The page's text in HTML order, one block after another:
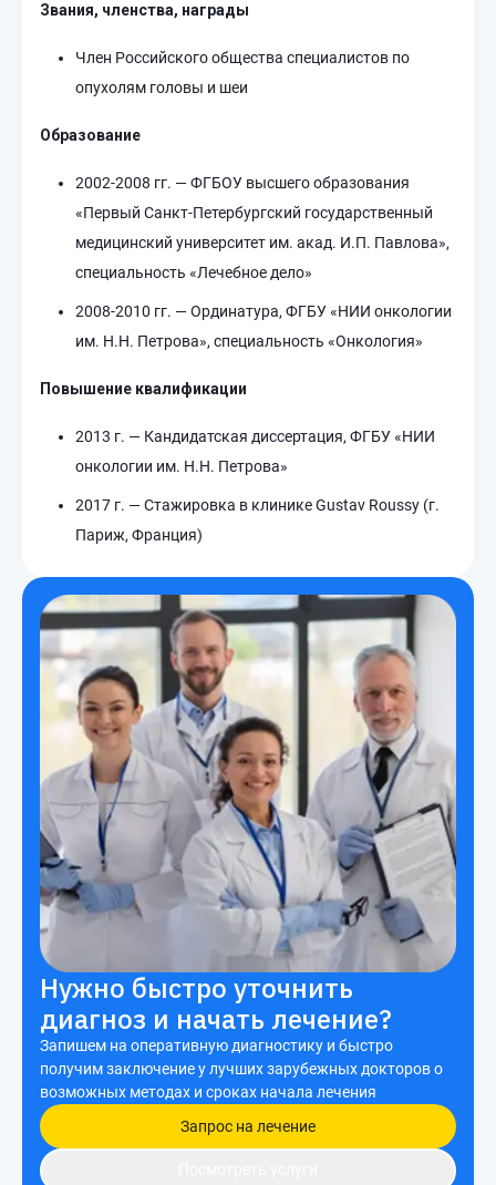
Звания, членства, награды
Член Российского общества специалистов по
опухолям головы и шеи
Образование
2002-2008 гг. — ФГБОУ высшего образования
«Первый Санкт-Петербургский государственный
медицинский университет им. акад. И.П. Павлова»,
специальность «Лечебное дело»
2008-2010 гг. — Ординатура, ФГБУ «НИИ онкологии
им. Н.Н. Петрова», специальность «Онкология»
Повышение квалификации
2013 г. — Кандидатская диссертация, ФГБУ «НИИ
онкологии им. Н.Н. Петрова»
2017 г. — Стажировка в клинике Gustav Roussy (г.
Париж, Франция)
Нужно быстро уточнить
диагноз и начать лечение?
Запишем на оперативную диагностику и быстро
получим заключение у лучших зарубежных докторов о
возможных методах и сроках начала лечения
Запрос на лечение